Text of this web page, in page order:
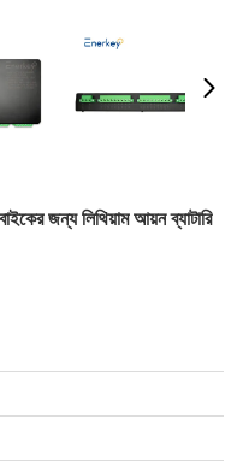
জন্য লিথিয়াম আয়ন ব্যাটারি